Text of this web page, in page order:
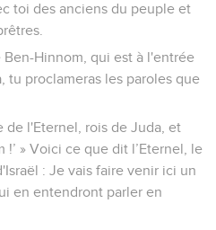
toi des anciens du peuple et
Ben-Hinnom, qui est à l'entrée
tu proclameras les paroles que
de l'Eternel, rois de Juda, et
» Voici ce que dit l’Eternel, le
: Je vais faire venir ici un
en entendront parler en